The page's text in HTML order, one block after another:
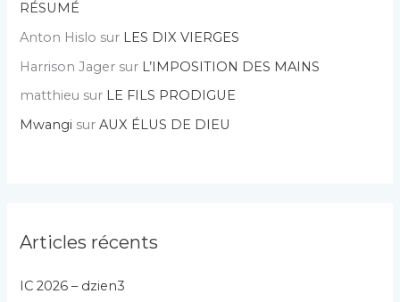
RÉSUMÉ
Anton Hislo sur LES DIX VIERGES
Harrison Jager sur L’IMPOSITION DES MAINS
matthieu sur LE FILS PRODIGUE
Mwangi surAUX ÉLUS DE DIEU
Articles récents
IC 2026 – dzien3